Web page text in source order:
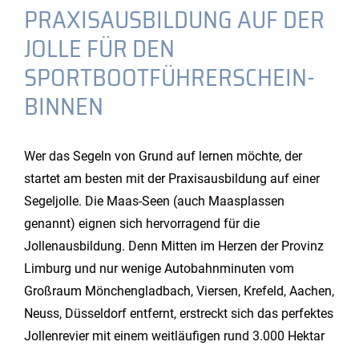
PRAXISAUSBILDUNG AUF DER
JOLLE FÜR DEN
SPORTBOOTFÜHRERSCHEIN-
BINNEN
Wer das Segeln von Grund auf lernen möchte, der
startet am besten mit der Praxisausbildung auf einer
Segeljolle. Die Maas-Seen (auch Maasplassen
genannt) eignen sich hervorragend für die
Jollenausbildung. Denn Mitten im Herzen der Provinz
Limburg und nur wenige Autobahnminuten vom
Großraum Mönchengladbach, Viersen, Krefeld, Aachen,
Neuss, Düsseldorf entfernt, erstreckt sich das perfektes
Jollenrevier mit einem weitläufigen rund 3.000 Hektar